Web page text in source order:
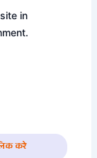
in
करे